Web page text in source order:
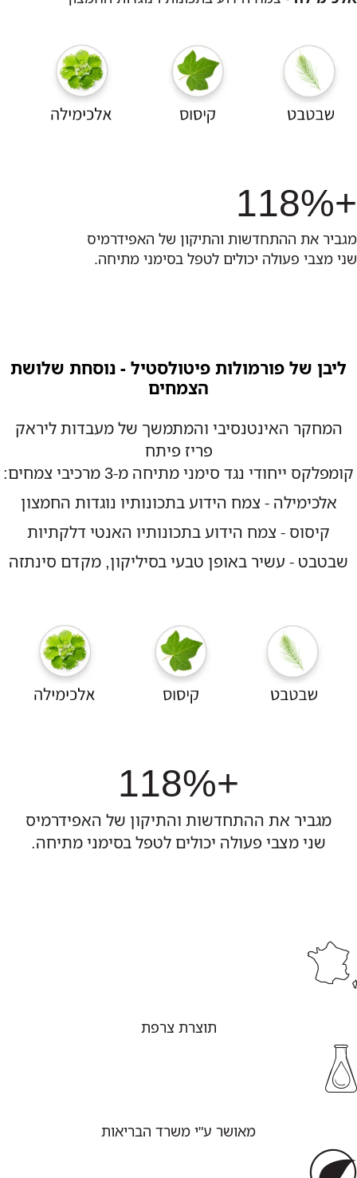
+118%
מגביר את ההתחדשות והתיקון של האפידרמיס
שני מצבי פעולה יכולים לטפל בסימני מתיחה.
ליבן של פורמולות פיטולסטיל - נוסחת שלושת
הצמחים
המחקר האינטנסיבי והמתמשך של מעבדות ליראק
פריז פיתח
קומפלקס ייחודי נגד סימני מתיחה מ-3 מרכיבי צמחים:
אלכימילה - צמח הידוע בתכונותיו נוגדות החמצון
קיסוס - צמח הידוע בתכונותיו האנטי דלקתיות
שבטבט - עשיר באופן טבעי בסיליקון, מקדם סינתזה
+118%
מגביר את ההתחדשות והתיקון של האפידרמיס
שני מצבי פעולה יכולים לטפל בסימני מתיחה.
תוצרת צרפת
מאושר ע"י משרד הבריאות